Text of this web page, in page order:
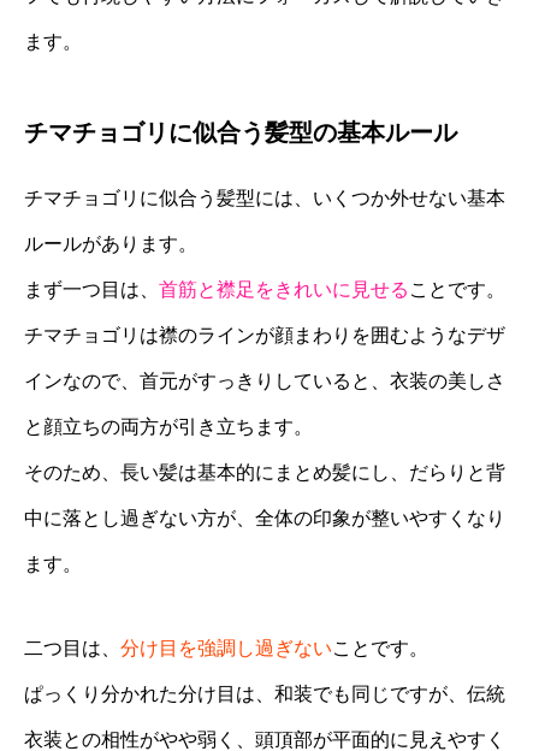
ます。
チマチョゴリに似合う髪型の基本ルール
チマチョゴリに似合う髪型には、いくつか外せない基本
ルールがあります。
まず一つ目は、 首筋と襟足をきれいに見せる ことです。
チマチョゴリは襟のラインが顔まわりを囲むようなデザ
インなので、首元がすっきりしていると、衣装の美しさ
と顔立ちの両方が引き立ちます。
そのため、長い髪は基本的にまとめ髪にし、だらりと背
中に落とし過ぎない方が、全体の印象が整いやすくなり
ます。
二つ目は、 分け目を強調し過ぎないことです。
ぱっくり分かれた分け目は、和装でも同じですが、伝統
衣装との相性がやや弱く、頭頂部が平面的に見えやすく